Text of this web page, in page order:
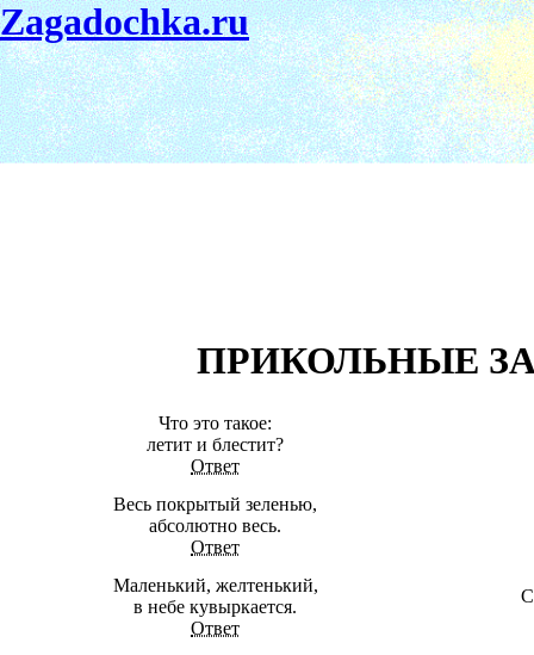
Zagadochka.ru
ПРИКОЛЬНЫЕ
Что это такое:
летит и блестит?
Ответ
Весь покрытый зеленью,
абсолютно весь.
Ответ
Маленький, желтенький,
в небе кувыркается.
Ответ